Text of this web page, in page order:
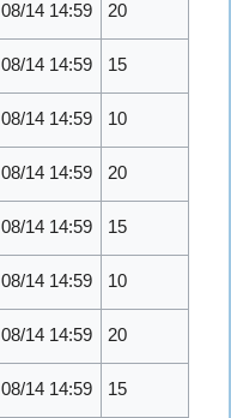
08/14 14:59 20
08/14 14:59 15
08/14 14:59 10
08/14 14:59 20
08/14 14:59 15
08/14 14:59 10
08/14 14:59 20
08/14 14:59 15